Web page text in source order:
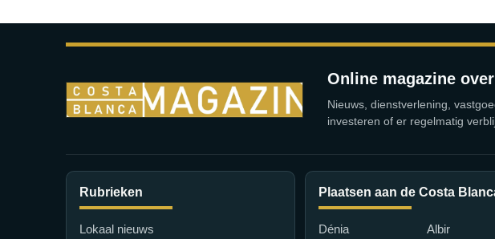
Online magazine
Nieuws, dienstverlening,
investeren of er regelmatig
Rubrieken
Lokaal nieuws
Plaatsen aan de Costa
Dénia
Albir